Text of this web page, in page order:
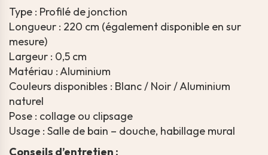
Type : Profilé de jonction
Longueur : 220 cm (également disponible en sur
mesure)
Largeur : 0,5 cm
Matériau : Aluminium
Couleurs disponibles : Blanc / Noir / Aluminium
naturel
Pose : collage ou clipsage
Usage : Salle de bain – douche, habillage mural
Conseils d’entretien :